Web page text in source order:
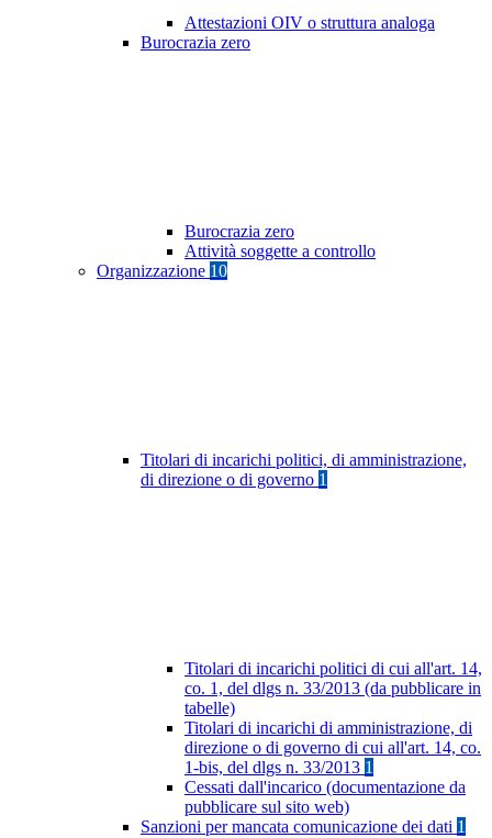
Attestazioni OIV o struttura analoga
Burocrazia zero
Burocrazia zero
Attività soggette a controllo
Organizzazione 10
Titolari di incarichi politici, di amministrazione,
di direzione o di governo 1
Titolari di incarichi politici di cui all'art. 14,
co. 1, del dlgs n. 33/2013 (da pubblicare in
tabelle)
Titolari di incarichi di amministrazione, di
direzione o di governo di cui all'art. 14, co.
1-bis, del dlgs n. 33/2013 1
Cessati dall'incarico (documentazione da
pubblicare sul sito web)
Sanzioni per mancata comunicazione dei dati 1